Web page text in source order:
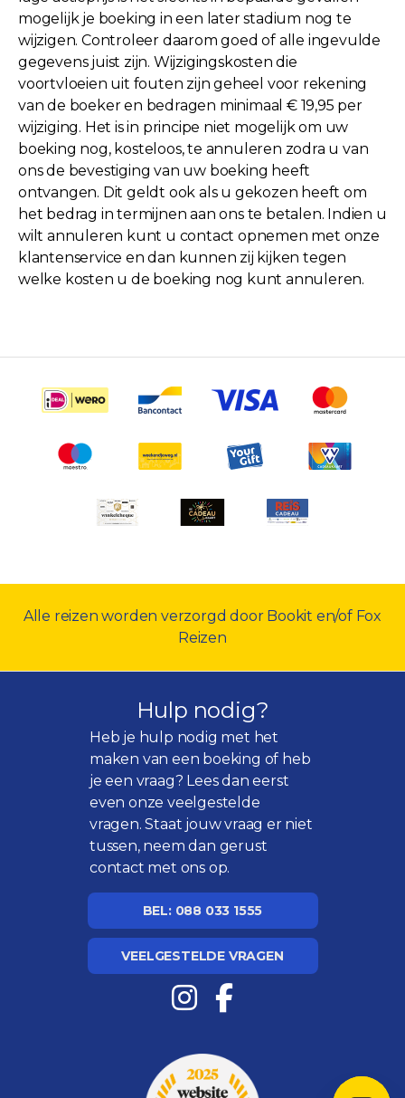
mogelijk je boeking in een later stadium nog te
wijzigen. Controleer daarom goed of alle ingevulde
gegevens juist zijn. Wijzigingskosten die
voortvloeien uit fouten zijn geheel voor rekening
van de boeker en bedragen minimaal € 19,95 per
wijziging. Het is in principe niet mogelijk om uw
boeking nog, kosteloos, te annuleren zodra u van
ons de bevestiging van uw boeking heeft
ontvangen. Dit geldt ook als u gekozen heeft om
het bedrag in termijnen aan ons te betalen. Indien u
wilt annuleren kunt u contact opnemen met onze
klantenservice en dan kunnen zij kijken tegen
welke kosten u de boeking nog kunt annuleren.
Alle reizen worden verzorgd door Bookit en/of Fox
Reizen
Hulp nodig?
Heb je hulp nodig met het
maken van een boeking of heb
je een vraag? Lees dan eerst
even onzeveelgestelde
vragen. Staat jouw vraag er niet
tussen, neem dan gerust
contact met ons op.
BEL: 088 033 1555
VEELGESTELDE VRAGEN